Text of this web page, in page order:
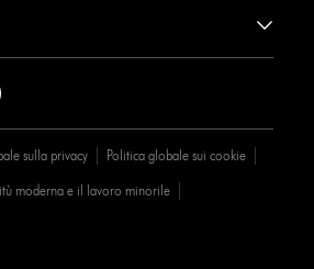
sulla privacy
Politica globale sui cookie
moderna e il lavoro minorile